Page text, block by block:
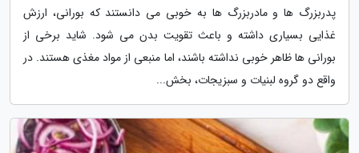
پدربزرگ ها و مادربزرگ ها به خوبی می دانستند که بورانی، ارزش
غذایی بسیاری داشته و باعث تقویت بدن می شود. شاید برخی از
بورانی ها ظاهر خوبی نداشته باشند، اما منبعی از مواد مغذی هستند. در
واقع دو گروه لبنیات و سبزیجات، بخش...